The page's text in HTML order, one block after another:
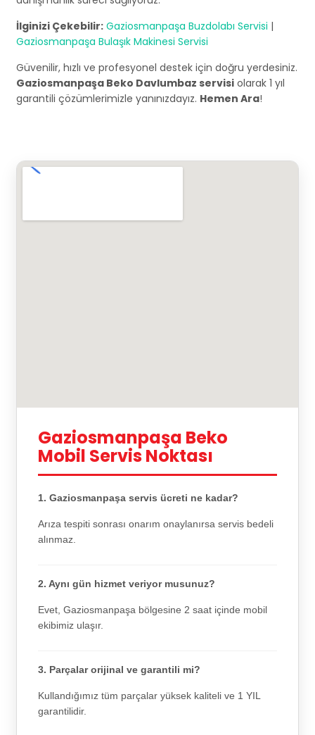
İlginizi Çekebilir: Gaziosmanpaşa Buzdolabı Servisi |
Gaziosmanpaşa Bulaşık Makinesi Servisi
Güvenilir, hızlı ve profesyonel destek için doğru yerdesiniz.
Gaziosmanpaşa Beko Davlumbaz servisi olarak 1 yıl
garantili çözümlerimizle yanınızdayız. Hemen Ara!
Gaziosmanpaşa Beko
Mobil Servis Noktası
1. Gaziosmanpaşa servis ücreti ne kadar?
Arıza tespiti sonrası onarım onaylanırsa servis bedeli
alınmaz.
2. Aynı gün hizmet veriyor musunuz?
Evet, Gaziosmanpaşa bölgesine 2 saat içinde mobil
ekibimiz ulaşır.
3. Parçalar orijinal ve garantili mi?
Kullandığımız tüm parçalar yüksek kaliteli ve 1 YIL
garantilidir.